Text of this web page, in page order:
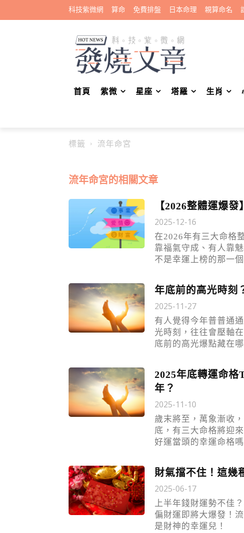
科技紫微網 算命 免費排盤 日本命理 親算命名
首頁 紫微 星座 塔羅 生肖
標籤 流年命宮
流年命宮的相關文章
【2026整體運爆
2025-12-16
在2026年有三大命格
靠福氣守成、有人靠
不是幸運上榜的那一個
年底前的高光時刻
2025-11-27
有人覺得今年普普通
光時刻，往往會壓軸
底前的高光爆點藏在哪
2025年底轉運命格
年？
2025-11-10
歲末將至，萬象漸收
底，有三大命格將迎
好運當頭的幸運命格嗎
財氣擋不住！這幾
2025-06-17
上半年錢財運勢不佳
偏財運即將大爆發！
是財神的幸運兒！